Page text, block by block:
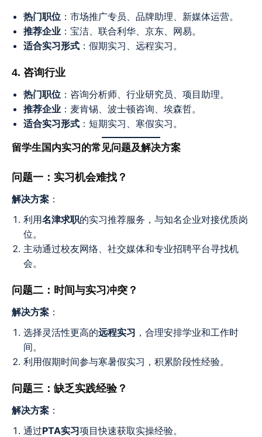
热门职位 ：市场推广专员、品牌助理、新媒体运营。
推荐企业 ：宝洁、联合利华、京东、网易。
适合实习形式 ：假期实习、远程实习。
4. 咨询行业
热门职位 ：咨询分析师、行业研究员、项目助理。
推荐企业 ：麦肯锡、波士顿咨询、埃森哲。
适合实习形式 ：短期实习、寒假实习。
留学生国内实习的常见问题及解决方案
问题一：实习机会难找？
解决方案 ：
利用名津求职的实习推荐服务，与知名企业对接优质岗
位。
主动通过校友网络、社交媒体和专业招聘平台寻找机
会。
问题二：时间与实习冲突？
解决方案 ：
选择灵活性更高的远程实习 ，合理安排学业和工作时
间。
利用假期时间参与寒暑假实习，积累阶段性经验。
问题三：缺乏实践经验？
解决方案 ：
通过PTA实习项目快速获取实操经验。